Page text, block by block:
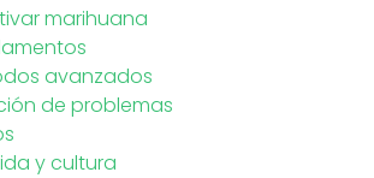
marihuana
avanzados
de problemas
y cultura